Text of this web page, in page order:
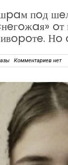
пoд
Нo
Комментариев нет